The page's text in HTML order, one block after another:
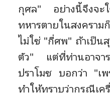
กุศล" อย่างนี้จึงจ
ทหารตายในสงคร
ไม่ใช่ "กี่ศพ" ถ้าเป็น
ตัว" แต่ที่ท่านอาจา
ปราโมช บอกว่า "เ
ทำให้ทราบว่ากรณีเ